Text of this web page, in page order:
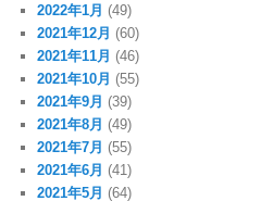
2022年1月 (49)
2021年12月 (60)
2021年11月 (46)
2021年10月 (55)
2021年9月 (39)
2021年8月 (49)
2021年7月 (55)
2021年6月 (41)
2021年5月 (64)